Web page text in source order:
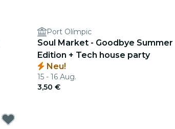
Port Olímpic
Soul Market - Goodbye Summer
Edition + Tech house party
Neu!
15 - 16 Aug.
3,50 €